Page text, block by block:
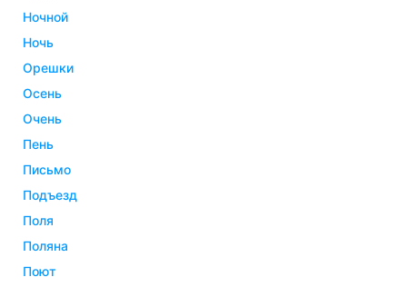
ночной
ночь
орешки
осень
очень
пень
письмо
подъезд
поля
поляна
поют